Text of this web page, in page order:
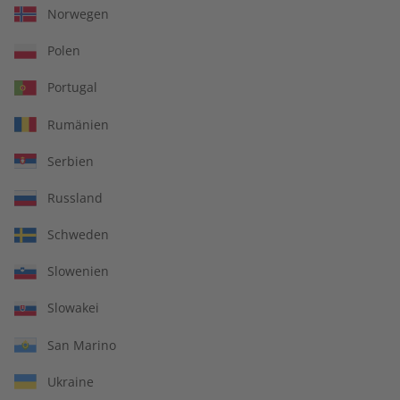
sei denn, dass solche Schäden vom Verlag oder seinen
worden sind.
In jeder Ausgabe spannende Einblicke und aktuelle Berichte
Norwegen
Polen
Portugal
Rumänien
Serbien
Russland
Schweden
Slowenien
Slowakei
San Marino
Ukraine